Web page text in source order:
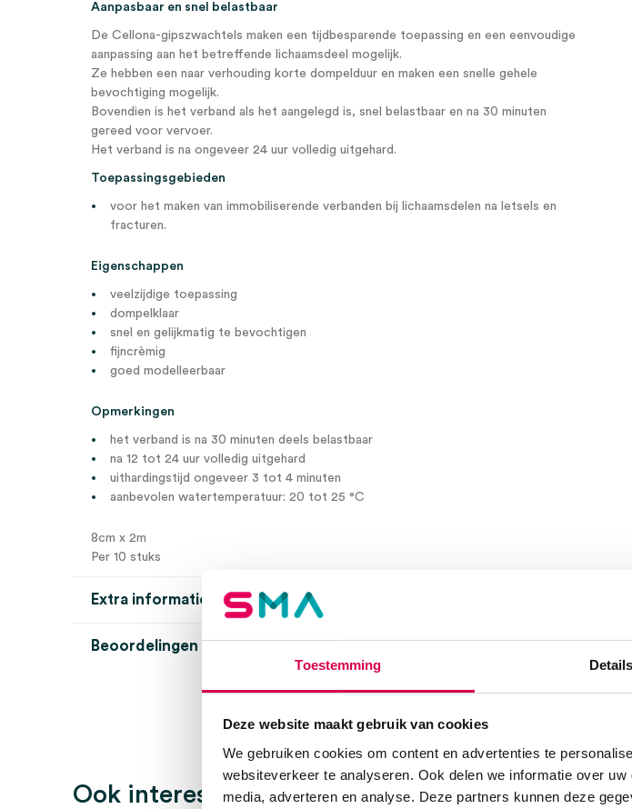
Toestemming Details
Deze website maakt gebruik van cookies
We gebruiken cookies om content en advertenties te
websiteverkeer te analyseren. Ook delen we informatie over
media, adverteren en analyse. Deze partners kunnen deze
Aanpasbaar en snel belastbaar
De Cellona-gipszwachtels maken een tijdbesparende toepassing en een eenvoudige
aanpassing aan het betreffende lichaamsdeel mogelijk.
Ze hebben een naar verhouding korte dompelduur en maken een snelle gehele
bevochtiging mogelijk.
Bovendien is het verband als het aangelegd is, snel belastbaar en na 30 minuten
gereed voor vervoer.
Het verband is na ongeveer 24 uur volledig uitgehard.
Toepassingsgebieden
voor het maken van immobiliserende verbanden bij lichaamsdelen na letsels en
fracturen.
Eigenschappen
veelzijdige toepassing
dompelklaar
snel en gelijkmatig te bevochtigen
fijncrèmig
goed modelleerbaar
Opmerkingen
het verband is na 30 minuten deels belastbaar
na 12 tot 24 uur volledig uitgehard
uithardingstijd ongeveer 3 tot 4 minuten
aanbevolen watertemperatuur: 20 tot 25 °C
8cm x 2m
Per 10 stuks
Extra informatie
8cm x 2m
individueel verpakt
Beoordelingen (0)
Beoordelingen
Ook interessant